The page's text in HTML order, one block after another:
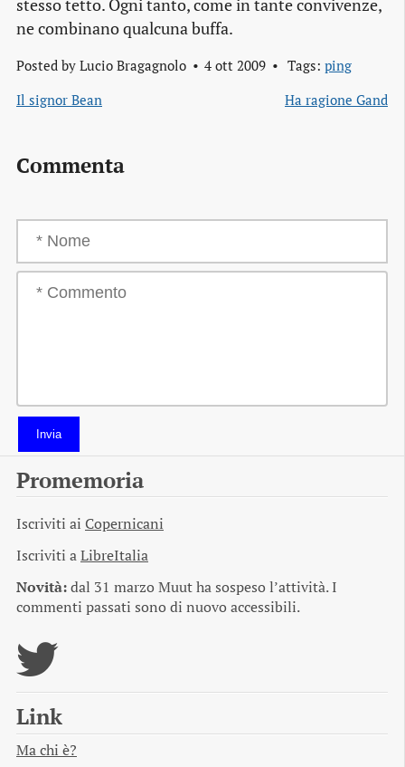
stesso tetto. Ogni tanto, come in tante convivenze,
ne combinano qualcuna buffa.
Posted by Lucio Bragagnolo 4 ott 2009 Tags: ping
Il signor Bean
Ha ragione Gand
Commenta
Invia
Promemoria
Iscriviti ai Copernicani
Iscriviti aLibreItalia
Novità:dal 31 marzo Muut ha sospeso l’attività. I
commenti passati sono di nuovo accessibili.
Link
Ma chi è?